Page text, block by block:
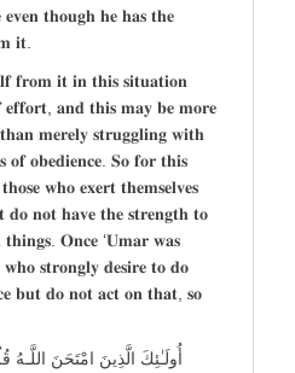
𝐞𝐯𝐞𝐧 𝐭𝐡𝐨𝐮𝐠𝐡 𝐡𝐞 𝐡𝐚𝐬 𝐭𝐡𝐞
𝐢𝐭.
𝐟𝐫𝐨𝐦 𝐢𝐭 𝐢𝐧 𝐭𝐡𝐢𝐬 𝐬𝐢𝐭𝐮𝐚𝐭𝐢𝐨𝐧
𝐞𝐟𝐟𝐨𝐫𝐭, 𝐚𝐧𝐝 𝐭𝐡𝐢𝐬 𝐦𝐚𝐲 𝐛𝐞 𝐦𝐨𝐫𝐞
𝐦𝐞𝐫𝐞𝐥𝐲 𝐬𝐭𝐫𝐮𝐠𝐠𝐥𝐢𝐧𝐠 𝐰𝐢𝐭𝐡
𝐨𝐟 𝐨𝐛𝐞𝐝𝐢𝐞𝐧𝐜𝐞. 𝐒𝐨 𝐟𝐨𝐫 𝐭𝐡𝐢𝐬
𝐰𝐡𝐨 𝐞𝐱𝐞𝐫𝐭 𝐭𝐡𝐞𝐦𝐬𝐞𝐥𝐯𝐞𝐬
𝐝𝐨 𝐧𝐨𝐭 𝐡𝐚𝐯𝐞 𝐭𝐡𝐞 𝐬𝐭𝐫𝐞𝐧𝐠𝐭𝐡 𝐭𝐨
𝐭𝐡𝐢𝐧𝐠𝐬. 𝐎𝐧𝐜𝐞 ‘𝐔𝐦𝐚𝐫 𝐰𝐚𝐬
𝐬𝐭𝐫𝐨𝐧𝐠𝐥𝐲 𝐝𝐞𝐬𝐢𝐫𝐞 𝐭𝐨 𝐝𝐨
𝐛𝐮𝐭 𝐝𝐨 𝐧𝐨𝐭 𝐚𝐜𝐭 𝐨𝐧 𝐭𝐡𝐚𝐭, 𝐬𝐨
أُولَـٰئِكَ الَّذِينَ امْتَحَنَ اللَّـهُ